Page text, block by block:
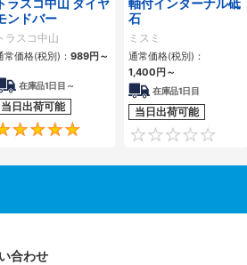
4.7
トラスコ中山 ダイヤ
ンドバー
ラスコ中山
常価格(税別)： 989円 ～
在庫品1日目～
当日出荷可能
5
軸付インターナル砥
石
ミスミ
通常価格(税別)：
1,400円 ～
在庫品1日目
当日出荷可能
合わせ